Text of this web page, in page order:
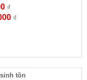
₫
₫
tồn